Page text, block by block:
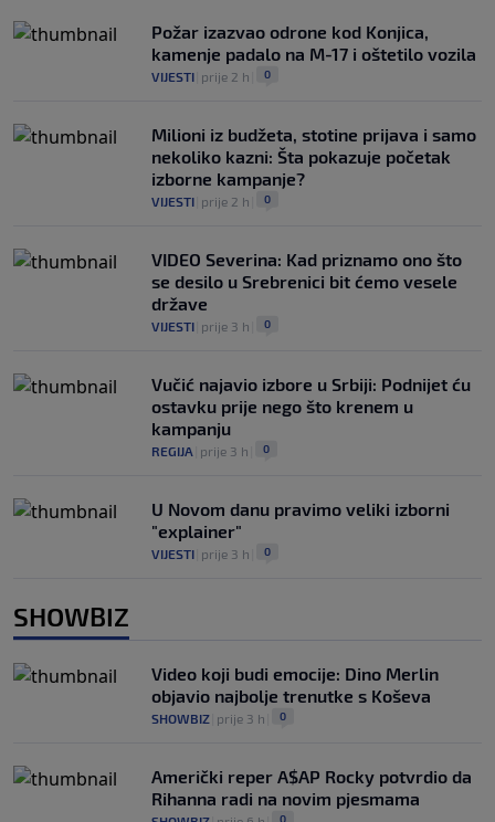
Požar izazvao odrone kod Konjica,
kamenje padalo na M-17 i oštetilo vozila
VIJESTI prije 2 h 0
Milioni iz budžeta, stotine prijava i samo
nekoliko kazni: Šta pokazuje početak
izborne kampanje?
VIJESTI prije 2 h 0
VIDEO Severina: Kad priznamo ono što
se desilo u Srebrenici bit ćemo vesele
države
VIJESTI prije 3 h 0
Vučić najavio izbore u Srbiji: Podnijet ću
ostavku prije nego što krenem u
kampanju
REGIJA prije 3 h 0
U Novom danu pravimo veliki izborni
"explainer"
VIJESTI prije 3 h 0
SHOWBIZ
Video koji budi emocije: Dino Merlin
objavio najbolje trenutke s Koševa
SHOWBIZ prije 3 h 0
Američki reper A$AP Rocky potvrdio da
Rihanna radi na novim pjesmama
0